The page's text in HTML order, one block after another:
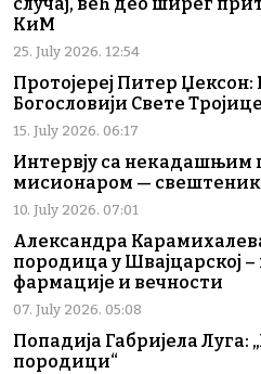
КиМ
25. July 2026. 12:54
Протојереј Питер Џексон:
Богословији Свете
15. July 2026. 06:17
Интервју са некадашњим
мисионаром —
10. July 2026. 07:01
Александра
породица у Швајцарској
фармације и вечности
07. July 2026. 05:08
Попадија Габријела Луга:
породици“